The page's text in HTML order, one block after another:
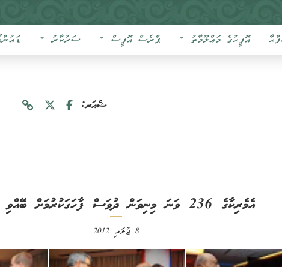
އޮފީހުގެ މަޢްލޫމާތު ޕްރެސް އޮފީސް ސަރުކާރު
ޝެއަރ:
އެމެރިކާގެ 236 ވަނަ މިނިވަން ދުވަސް ފާހަގަކުރުމަށް ބޭއްވި ޙަފްލާ
8 ޖުލައި 2012